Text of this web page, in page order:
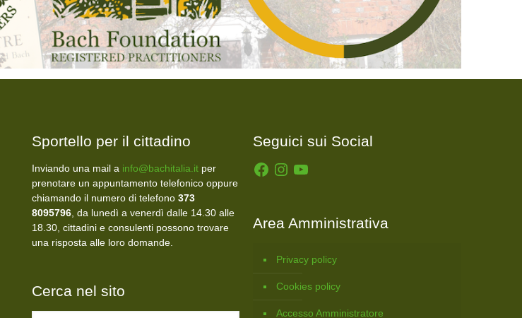
Sportello per il cittadino
Inviando una mail a info@bachitalia.itper
prenotare un appuntamento telefonico oppure
chiamando il numero di telefono 373
8095796, da lunedì a venerdì dalle 14.30 alle
18.30, cittadini e consulenti possono trovare
una risposta alle loro domande.
Cerca nel sito
Seguici sui Social
Facebook
Instagram
YouTube
Area Amministrativa
Privacy policy
Cookies policy
Accesso Amministratore